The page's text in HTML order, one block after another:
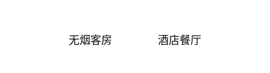
无烟客房 酒店餐厅